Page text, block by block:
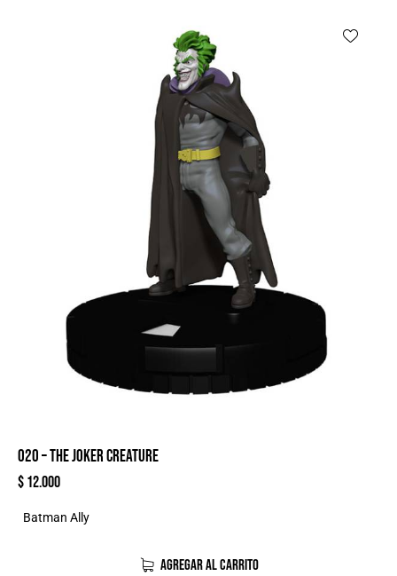
020 – THE JOKER CREATURE
$12.000
Batman Ally
AGREGAR AL CARRITO